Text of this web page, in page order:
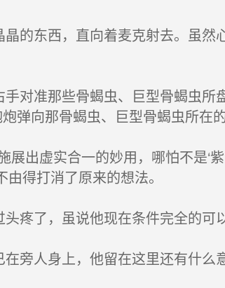
的东西，直向着麦克射去。虽然
对准那些骨蝎虫、巨型骨蝎虫所
弹向那骨蝎虫、巨型骨蝎虫所在的
出虚实合一的妙用，哪怕不是‘
得打消了原来的想法。
疼了，虽说他现在条件完全的可
旁人身上，他留在这里还有什么